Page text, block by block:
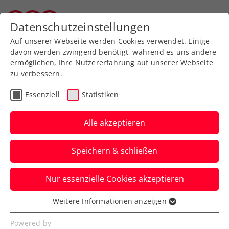
Zurück zur Newsübersicht
Turniere
Erler/Mies begeistern:
Halbfinale beim Generali
Open Kitzbühel
Der Tiroler Hausherr und der Deutsche
nehmen beim ATP-250-Turnier das
Nummer-eins-Doppel raus.
Verfasst von: Manuel Wachta, 25.07.2024
Datenschutzeinstellungen
Auf unserer Webseite werden Cookies verwendet. Einige
davon werden zwingend benötigt, während es uns andere
ermöglichen, Ihre Nutzererfahrung auf unserer Webseite
zu verbessern.
Essenziell Statistiken
Alle akzeptieren
Speichern & schließen
Nur essenzielle Cookies akzeptieren
Essenziell
Essenzielle Cookies werden für grundlegende
Weitere Informationen anzeigen
Powered by